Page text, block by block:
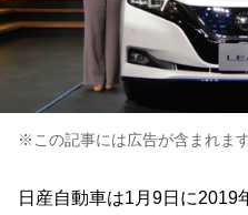
※この記事には広告が含まれま
日産自動車は1月9日に2019